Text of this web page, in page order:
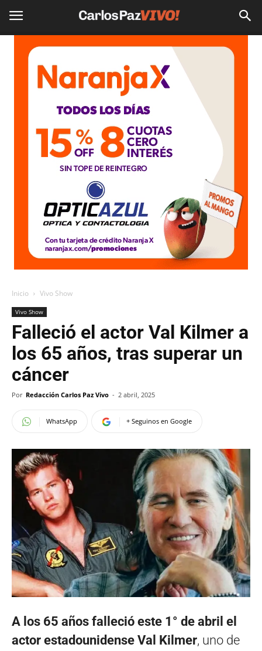
Inicio Vivo Show
Vivo Show
Falleció el actor Val Kilmer a
los 65 años, tras superar un
cáncer
Por Redacción Carlos Paz Vivo - 2 abril, 2025
WhatsApp + Seguinos en Google
A los 65 años falleció este 1° de abril el
actor estadounidense Val Kilmer, uno de